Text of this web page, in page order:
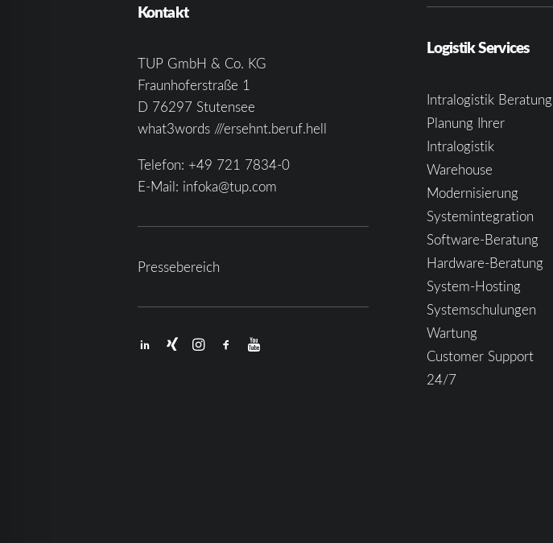
Kontakt
TUP GmbH & Co. KG
Fraunhoferstraße 1
D 76297 Stutensee
what3words ///ersehnt.beruf.hell
Telefon: +49 721 7834-0
E-Mail: infoka@tup.com
Pressebereich
Logistik Services
Intralogistik Beratung
Planung Ihrer
Intralogistik
Warehouse
Modernisierung
Systemintegration
Software-Beratung
Hardware-Beratung
System-Hosting
Systemschulungen
Wartung
Customer Support
24/7